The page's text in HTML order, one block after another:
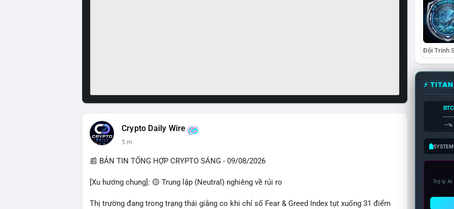
Crypto Daily Wire
5 m
📰 BẢN TIN TỔNG HỢP CRYPTO SÁNG - 09/08/2026
[Xu hướng chung]: 🟡 Trung lập (Neutral) nghiêng về rủi ro
Thị trường đang trong trạng thái giằng co khi chỉ số Fear & Greed Index tụt xuống 31 điểm
⚡
BTC
--%
Trợ lý